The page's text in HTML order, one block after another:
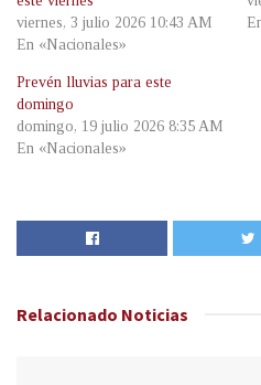
viernes, 3 julio 2026 10:43 AM
En «Nacionales»
Prevén lluvias para este
domingo
domingo, 19 julio 2026 8:35 AM
En «Nacionales»
Relacionado Noticias